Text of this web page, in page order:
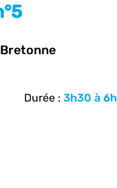
Durée :3h30 à 6h